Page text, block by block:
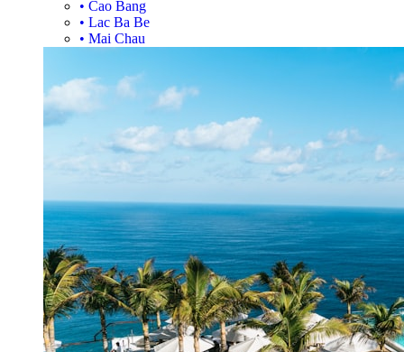
• Cao Bang
• Lac Ba Be
• Mai Chau